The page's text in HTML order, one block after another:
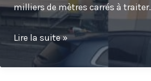
milliers de mètres carrés à traiter.
Nettoyage
drone
Lire la suite »